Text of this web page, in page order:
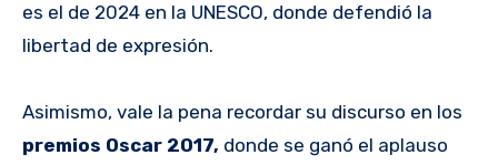
es el de 2024 en la UNESCO, donde defendió la
libertad de expresión.
Asimismo, vale la pena recordar su discurso en los
premios Oscar 2017, donde se ganó el aplauso